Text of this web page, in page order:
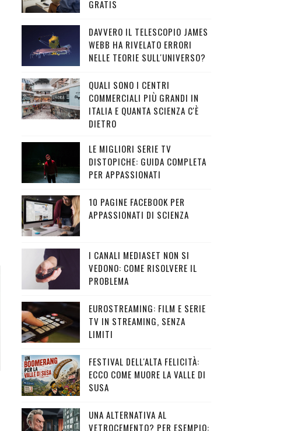
GRATIS
DAVVERO IL TELESCOPIO JAMES
WEBB HA RIVELATO ERRORI
NELLE TEORIE SULL'UNIVERSO?
QUALI SONO I CENTRI
COMMERCIALI PIÙ GRANDI IN
ITALIA E QUANTA SCIENZA C'È
DIETRO
LE MIGLIORI SERIE TV
DISTOPICHE: GUIDA COMPLETA
PER APPASSIONATI
10 PAGINE FACEBOOK PER
APPASSIONATI DI SCIENZA
I CANALI MEDIASET NON SI
VEDONO: COME RISOLVERE IL
PROBLEMA
EUROSTREAMING: FILM E SERIE
TV IN STREAMING, SENZA
LIMITI
FESTIVAL DELL'ALTA FELICITÀ:
ECCO COME MUORE LA VALLE DI
SUSA
UNA ALTERNATIVA AL
VETROCEMENTO? PER ESEMPIO: